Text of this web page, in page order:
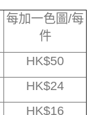
每加一色圖/每
件
HK$50
HK$24
HK$16